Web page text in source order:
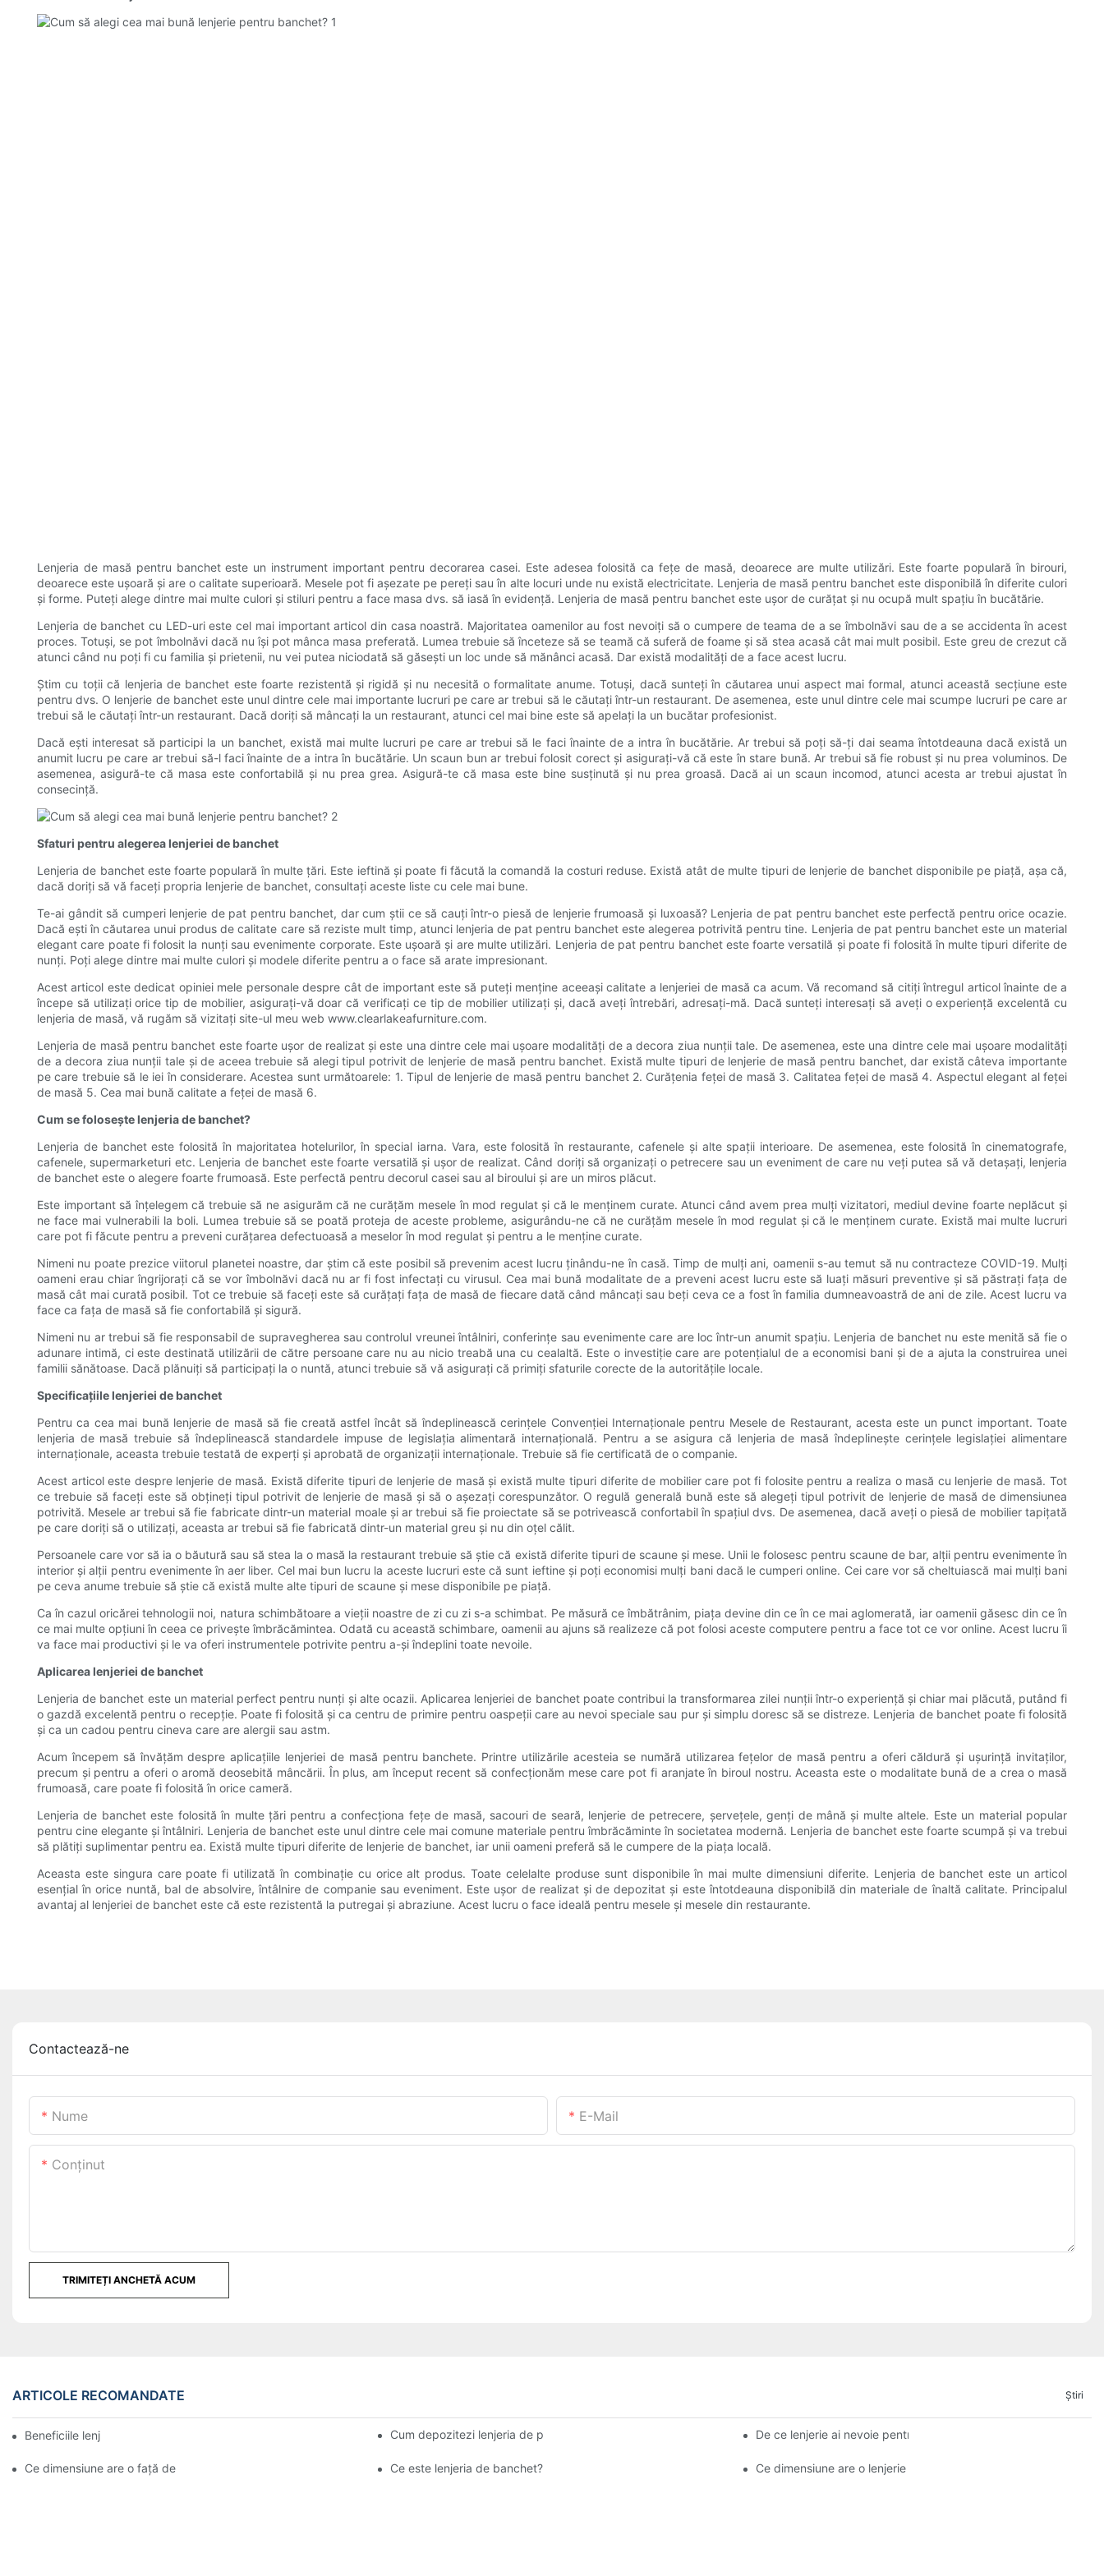
Lenjeria de masă pentru banchet este un instrument important pentru decorarea casei. Este adesea folosită ca fețe de masă, deoarece are multe utilizări. Este foarte populară în birouri,
deoarece este ușoară și are o calitate superioară. Mesele pot fi așezate pe pereți sau în alte locuri unde nu există electricitate. Lenjeria de masă pentru banchet este disponibilă în diferite culori
și forme. Puteți alege dintre mai multe culori și stiluri pentru a face masa dvs. să iasă în evidență. Lenjeria de masă pentru banchet este ușor de curățat și nu ocupă mult spațiu în bucătărie.
Lenjeria de banchet cu LED-uri este cel mai important articol din casa noastră. Majoritatea oamenilor au fost nevoiți să o cumpere de teama de a se îmbolnăvi sau de a se accidenta în acest
proces. Totuși, se pot îmbolnăvi dacă nu își pot mânca masa preferată. Lumea trebuie să înceteze să se teamă că suferă de foame și să stea acasă cât mai mult posibil. Este greu de crezut că
atunci când nu poți fi cu familia și prietenii, nu vei putea niciodată să găsești un loc unde să mănânci acasă. Dar există modalități de a face acest lucru.
Știm cu toții că lenjeria de banchet este foarte rezistentă și rigidă și nu necesită o formalitate anume. Totuși, dacă sunteți în căutarea unui aspect mai formal, atunci această secțiune este
pentru dvs. O lenjerie de banchet este unul dintre cele mai importante lucruri pe care ar trebui să le căutați într-un restaurant. De asemenea, este unul dintre cele mai scumpe lucruri pe care ar
trebui să le căutați într-un restaurant. Dacă doriți să mâncați la un restaurant, atunci cel mai bine este să apelați la un bucătar profesionist.
Dacă ești interesat să participi la un banchet, există mai multe lucruri pe care ar trebui să le faci înainte de a intra în bucătărie. Ar trebui să poți să-ți dai seama întotdeauna dacă există un
anumit lucru pe care ar trebui să-l faci înainte de a intra în bucătărie. Un scaun bun ar trebui folosit corect și asigurați-vă că este în stare bună. Ar trebui să fie robust și nu prea voluminos. De
asemenea, asigură-te că masa este confortabilă și nu prea grea. Asigură-te că masa este bine susținută și nu prea groasă. Dacă ai un scaun incomod, atunci acesta ar trebui ajustat în
consecință.
Sfaturi pentru alegerea lenjeriei de banchet
Lenjeria de banchet este foarte populară în multe țări. Este ieftină și poate fi făcută la comandă la costuri reduse. Există atât de multe tipuri de lenjerie de banchet disponibile pe piață, așa că,
dacă doriți să vă faceți propria lenjerie de banchet, consultați aceste liste cu cele mai bune.
Te-ai gândit să cumperi lenjerie de pat pentru banchet, dar cum știi ce să cauți într-o piesă de lenjerie frumoasă și luxoasă? Lenjeria de pat pentru banchet este perfectă pentru orice ocazie.
Dacă ești în căutarea unui produs de calitate care să reziste mult timp, atunci lenjeria de pat pentru banchet este alegerea potrivită pentru tine. Lenjeria de pat pentru banchet este un material
elegant care poate fi folosit la nunți sau evenimente corporate. Este ușoară și are multe utilizări. Lenjeria de pat pentru banchet este foarte versatilă și poate fi folosită în multe tipuri diferite de
nunți. Poți alege dintre mai multe culori și modele diferite pentru a o face să arate impresionant.
Acest articol este dedicat opiniei mele personale despre cât de important este să puteți menține aceeași calitate a lenjeriei de masă ca acum. Vă recomand să citiți întregul articol înainte de a
începe să utilizați orice tip de mobilier, asigurați-vă doar că verificați ce tip de mobilier utilizați și, dacă aveți întrebări, adresați-mă. Dacă sunteți interesați să aveți o experiență excelentă cu
lenjeria de masă, vă rugăm să vizitați site-ul meu web www.clearlakeafurniture.com.
Lenjeria de masă pentru banchet este foarte ușor de realizat și este una dintre cele mai ușoare modalități de a decora ziua nunții tale. De asemenea, este una dintre cele mai ușoare modalități
de a decora ziua nunții tale și de aceea trebuie să alegi tipul potrivit de lenjerie de masă pentru banchet. Există multe tipuri de lenjerie de masă pentru banchet, dar există câteva importante
pe care trebuie să le iei în considerare. Acestea sunt următoarele: 1. Tipul de lenjerie de masă pentru banchet 2. Curățenia feței de masă 3. Calitatea feței de masă 4. Aspectul elegant al feței
de masă 5. Cea mai bună calitate a feței de masă 6.
Cum se folosește lenjeria de banchet?
Lenjeria de banchet este folosită în majoritatea hotelurilor, în special iarna. Vara, este folosită în restaurante, cafenele și alte spații interioare. De asemenea, este folosită în cinematografe,
cafenele, supermarketuri etc. Lenjeria de banchet este foarte versatilă și ușor de realizat. Când doriți să organizați o petrecere sau un eveniment de care nu veți putea să vă detașați, lenjeria
de banchet este o alegere foarte frumoasă. Este perfectă pentru decorul casei sau al biroului și are un miros plăcut.
Este important să înțelegem că trebuie să ne asigurăm că ne curățăm mesele în mod regulat și că le menținem curate. Atunci când avem prea mulți vizitatori, mediul devine foarte neplăcut și
ne face mai vulnerabili la boli. Lumea trebuie să se poată proteja de aceste probleme, asigurându-ne că ne curățăm mesele în mod regulat și că le menținem curate. Există mai multe lucruri
care pot fi făcute pentru a preveni curățarea defectuoasă a meselor în mod regulat și pentru a le menține curate.
Nimeni nu poate prezice viitorul planetei noastre, dar știm că este posibil să prevenim acest lucru ținându-ne în casă. Timp de mulți ani, oamenii s-au temut să nu contracteze COVID-19. Mulți
oameni erau chiar îngrijorați că se vor îmbolnăvi dacă nu ar fi fost infectați cu virusul. Cea mai bună modalitate de a preveni acest lucru este să luați măsuri preventive și să păstrați fața de
masă cât mai curată posibil. Tot ce trebuie să faceți este să curățați fața de masă de fiecare dată când mâncați sau beți ceva ce a fost în familia dumneavoastră de ani de zile. Acest lucru va
face ca fața de masă să fie confortabilă și sigură.
Nimeni nu ar trebui să fie responsabil de supravegherea sau controlul vreunei întâlniri, conferințe sau evenimente care are loc într-un anumit spațiu. Lenjeria de banchet nu este menită să fie o
adunare intimă, ci este destinată utilizării de către persoane care nu au nicio treabă una cu cealaltă. Este o investiție care are potențialul de a economisi bani și de a ajuta la construirea unei
familii sănătoase. Dacă plănuiți să participați la o nuntă, atunci trebuie să vă asigurați că primiți sfaturile corecte de la autoritățile locale.
Specificațiile lenjeriei de banchet
Pentru ca cea mai bună lenjerie de masă să fie creată astfel încât să îndeplinească cerințele Convenției Internaționale pentru Mesele de Restaurant, acesta este un punct important. Toate
lenjeria de masă trebuie să îndeplinească standardele impuse de legislația alimentară internațională. Pentru a se asigura că lenjeria de masă îndeplinește cerințele legislației alimentare
internaționale, aceasta trebuie testată de experți și aprobată de organizații internaționale. Trebuie să fie certificată de o companie.
Acest articol este despre lenjerie de masă. Există diferite tipuri de lenjerie de masă și există multe tipuri diferite de mobilier care pot fi folosite pentru a realiza o masă cu lenjerie de masă. Tot
ce trebuie să faceți este să obțineți tipul potrivit de lenjerie de masă și să o așezați corespunzător. O regulă generală bună este să alegeți tipul potrivit de lenjerie de masă de dimensiunea
potrivită. Mesele ar trebui să fie fabricate dintr-un material moale și ar trebui să fie proiectate să se potrivească confortabil în spațiul dvs. De asemenea, dacă aveți o piesă de mobilier tapițată
pe care doriți să o utilizați, aceasta ar trebui să fie fabricată dintr-un material greu și nu din oțel călit.
Persoanele care vor să ia o băutură sau să stea la o masă la restaurant trebuie să știe că există diferite tipuri de scaune și mese. Unii le folosesc pentru scaune de bar, alții pentru evenimente în
interior și alții pentru evenimente în aer liber. Cel mai bun lucru la aceste lucruri este că sunt ieftine și poți economisi mulți bani dacă le cumperi online. Cei care vor să cheltuiască mai mulți bani
pe ceva anume trebuie să știe că există multe alte tipuri de scaune și mese disponibile pe piață.
Ca în cazul oricărei tehnologii noi, natura schimbătoare a vieții noastre de zi cu zi s-a schimbat. Pe măsură ce îmbătrânim, piața devine din ce în ce mai aglomerată, iar oamenii găsesc din ce în
ce mai multe opțiuni în ceea ce privește îmbrăcămintea. Odată cu această schimbare, oamenii au ajuns să realizeze că pot folosi aceste computere pentru a face tot ce vor online. Acest lucru îi
va face mai productivi și le va oferi instrumentele potrivite pentru a-și îndeplini toate nevoile.
Aplicarea lenjeriei de banchet
Lenjeria de banchet este un material perfect pentru nunți și alte ocazii. Aplicarea lenjeriei de banchet poate contribui la transformarea zilei nunții într-o experiență și chiar mai plăcută, putând fi
o gazdă excelentă pentru o recepție. Poate fi folosită și ca centru de primire pentru oaspeții care au nevoi speciale sau pur și simplu doresc să se distreze. Lenjeria de banchet poate fi folosită
și ca un cadou pentru cineva care are alergii sau astm.
Acum începem să învățăm despre aplicațiile lenjeriei de masă pentru banchete. Printre utilizările acesteia se numără utilizarea fețelor de masă pentru a oferi căldură și ușurință invitaților,
precum și pentru a oferi o aromă deosebită mâncării. În plus, am început recent să confecționăm mese care pot fi aranjate în biroul nostru. Aceasta este o modalitate bună de a crea o masă
frumoasă, care poate fi folosită în orice cameră.
Lenjeria de banchet este folosită în multe țări pentru a confecționa fețe de masă, sacouri de seară, lenjerie de petrecere, șervețele, genți de mână și multe altele. Este un material popular
pentru cine elegante și întâlniri. Lenjeria de banchet este unul dintre cele mai comune materiale pentru îmbrăcăminte în societatea modernă. Lenjeria de banchet este foarte scumpă și va trebui
să plătiți suplimentar pentru ea. Există multe tipuri diferite de lenjerie de banchet, iar unii oameni preferă să le cumpere de la piața locală.
Aceasta este singura care poate fi utilizată în combinație cu orice alt produs. Toate celelalte produse sunt disponibile în mai multe dimensiuni diferite. Lenjeria de banchet este un articol
esențial în orice nuntă, bal de absolvire, întâlnire de companie sau eveniment. Este ușor de realizat și de depozitat și este întotdeauna disponibilă din materiale de înaltă calitate. Principalul
avantaj al lenjeriei de banchet este că este rezistentă la putregai și abraziune. Acest lucru o face ideală pentru mesele și mesele din restaurante.
Contactează-ne
Nume E-Mail
Conţinut
TRIMITEȚI ANCHETĂ ACUM
ARTICOLE RECOMANDATE Ştiri
Beneficiile lenjeriei de banchet Cum depozitezi lenjeria de pat pentru banchet? De ce lenjerie ai nevoie pentru nuntă?
Ce dimensiune are o față de masă pentru banchet? Ce este lenjeria de banchet? Ce dimensiune are o lenjerie de banchet?